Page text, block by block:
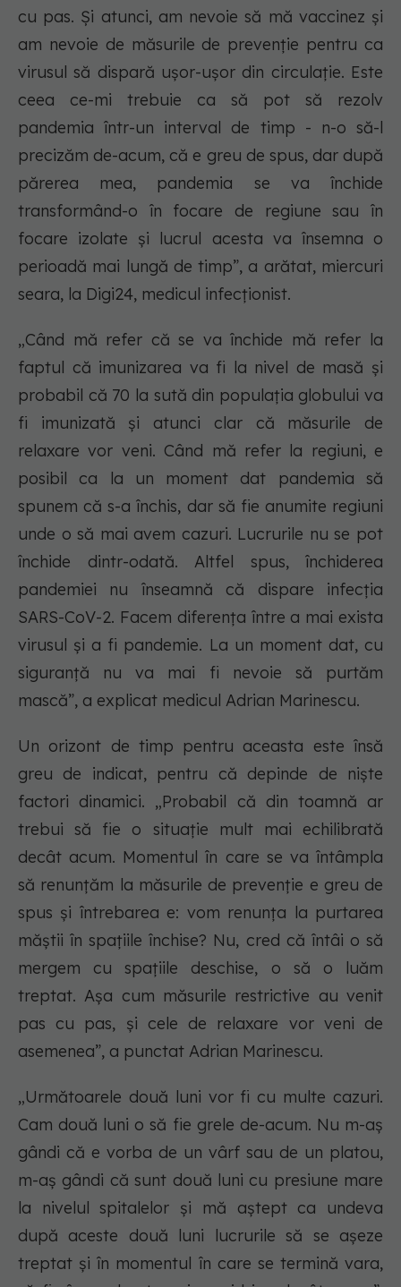
cu pas. Și atunci, am nevoie să mă vaccinez și
am nevoie de măsurile de prevenție pentru ca
virusul să dispară ușor-ușor din circulație. Este
ceea ce-mi trebuie ca să pot să rezolv
pandemia într-un interval de timp - n-o să-l
precizăm de-acum, că e greu de spus, dar după
părerea mea, pandemia se va închide
transformând-o în focare de regiune sau în
focare izolate și lucrul acesta va însemna o
perioadă mai lungă de timp”, a arătat, miercuri
seara, la Digi24, medicul infecționist.
„Când mă refer că se va închide mă refer la
faptul că imunizarea va fi la nivel de masă și
probabil că 70 la sută din populația globului va
fi imunizată și atunci clar că măsurile de
relaxare vor veni. Când mă refer la regiuni, e
posibil ca la un moment dat pandemia să
spunem că s-a închis, dar să fie anumite regiuni
unde o să mai avem cazuri. Lucrurile nu se pot
închide dintr-odată. Altfel spus, închiderea
pandemiei nu înseamnă că dispare infecția
SARS-CoV-2. Facem diferența între a mai exista
virusul și a fi pandemie. La un moment dat, cu
siguranță nu va mai fi nevoie să purtăm
mască”, a explicat medicul Adrian Marinescu.
Un orizont de timp pentru aceasta este însă
greu de indicat, pentru că depinde de niște
factori dinamici. „Probabil că din toamnă ar
trebui să fie o situație mult mai echilibrată
decât acum. Momentul în care se va întâmpla
să renunțăm la măsurile de prevenție e greu de
spus și întrebarea e: vom renunța la purtarea
măștii în spațiile închise? Nu, cred că întâi o să
mergem cu spațiile deschise, o să o luăm
treptat. Așa cum măsurile restrictive au venit
pas cu pas, și cele de relaxare vor veni de
asemenea”, a punctat Adrian Marinescu.
„Următoarele două luni vor fi cu multe cazuri.
Cam două luni o să fie grele de-acum. Nu m-aș
gândi că e vorba de un vârf sau de un platou,
m-aș gândi că sunt două luni cu presiune mare
la nivelul spitalelor și mă aștept ca undeva
după aceste două luni lucrurile să se așeze
treptat și în momentul în care se termină vara,